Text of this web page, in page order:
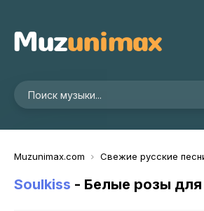
Muzunimax.com Свежие русские
Soulkiss - Белые розы для